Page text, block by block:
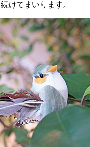
けてまいります。